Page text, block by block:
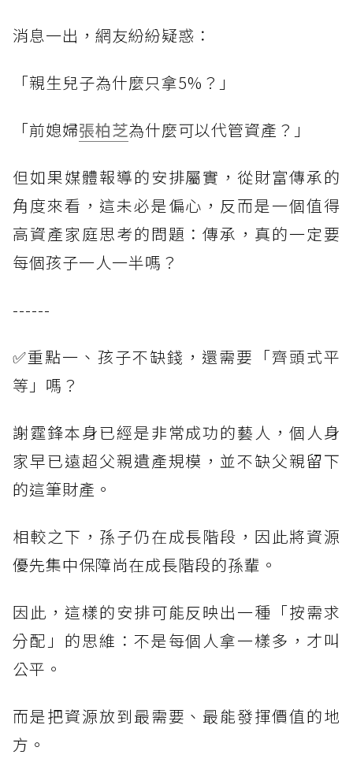
消息一出，網友紛紛疑惑：
「親生兒子為什麼只拿5%？」
「前媳婦張柏芝為什麼可以代管資產？」
但如果媒體報導的安排屬實，從財富傳承的
角度來看，這未必是偏心，反而是一個值得
高資產家庭思考的問題：傳承，真的一定要
每個孩子一人一半嗎？
------
✅重點一、孩子不缺錢，還需要「齊頭式平
等」嗎？
謝霆鋒本身已經是非常成功的藝人，個人身
家早已遠超父親遺產規模，並不缺父親留下
的這筆財產。
相較之下，孫子仍在成長階段，因此將資源
優先集中保障尚在成長階段的孫輩。
因此，這樣的安排可能反映出一種「按需求
分配」的思維：不是每個人拿一樣多，才叫
公平。
而是把資源放到最需要、最能發揮價值的地
方。